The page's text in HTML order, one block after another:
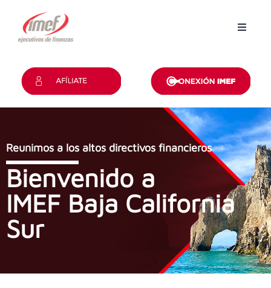
Convención
Certificaciones
Contacto
Reunimos a los altos directivos financieros
Bienvenido a
IMEF Baja California
Sur